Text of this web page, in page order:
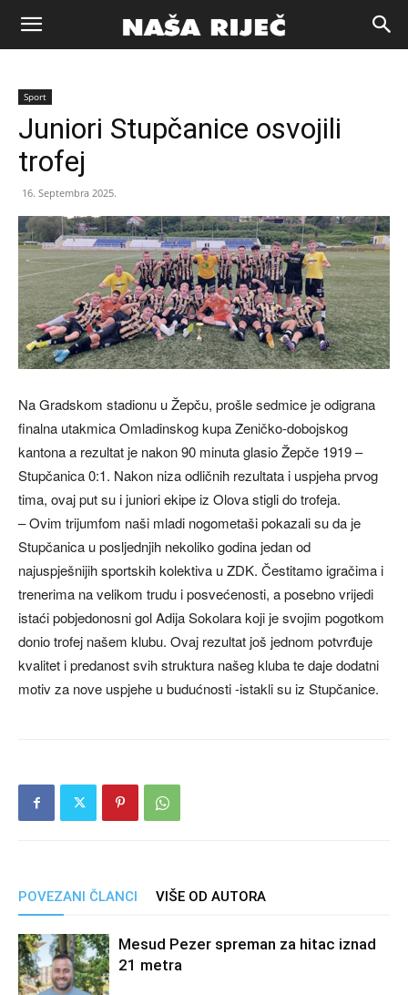
Naša
riječ
Sport
Juniori Stupčanice osvojili
trofej
16. Septembra 2025.
Na Gradskom stadionu u Žepču, prošle sedmice je odigrana
finalna utakmica Omladinskog kupa Zeničko-dobojskog
kantona a rezultat je nakon 90 minuta glasio Žepče 1919 –
Stupčanica 0:1. Nakon niza odličnih rezultata i uspjeha prvog
tima, ovaj put su i juniori ekipe iz Olova stigli do trofeja.
– Ovim trijumfom naši mladi nogometaši pokazali su da je
Stupčanica u posljednjih nekoliko godina jedan od
najuspješnijih sportskih kolektiva u ZDK. Čestitamo igračima i
trenerima na velikom trudu i posvećenosti, a posebno vrijedi
istaći pobjedonosni gol Adija Sokolara koji je svojim pogotkom
donio trofej našem klubu. Ovaj rezultat još jednom potvrđuje
kvalitet i predanost svih struktura našeg kluba te daje dodatni
motiv za nove uspjehe u budućnosti -istakli su iz Stupčanice.
POVEZANI ČLANCI VIŠE OD AUTORA
Mesud Pezer spreman za hitac iznad
21 metra